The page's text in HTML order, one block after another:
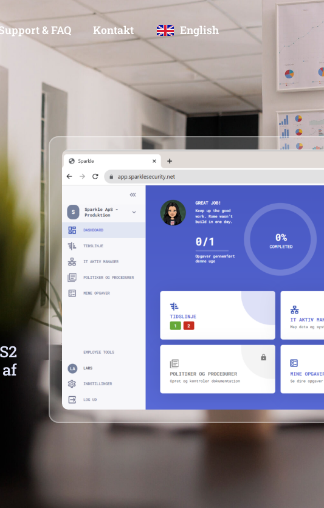
& FAQ Kontakt English